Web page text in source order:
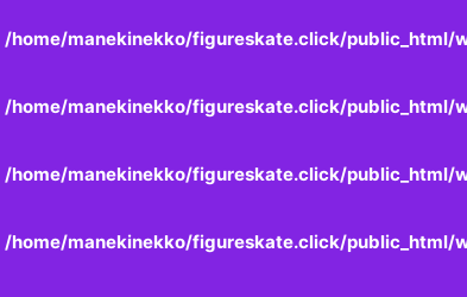
/home/manekinekko/figureskate.click/public_html/
/home/manekinekko/figureskate.click/public_html/
/home/manekinekko/figureskate.click/public_html/
/home/manekinekko/figureskate.click/public_html/